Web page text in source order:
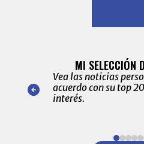
nuestro
para
MI SELECCIÓN
Vea las noticias
acuerdo con su top
interés.